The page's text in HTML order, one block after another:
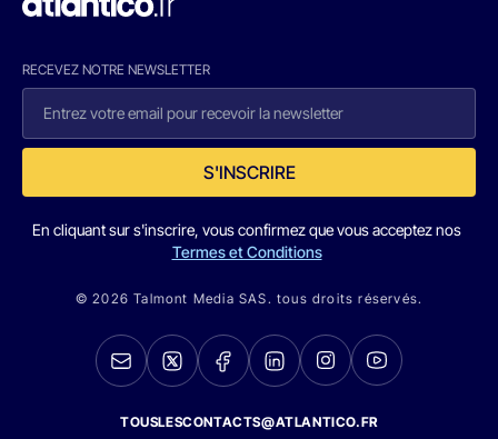
RECEVEZ NOTRE NEWSLETTER
S'INSCRIRE
En cliquant sur s'inscrire, vous confirmez que vous acceptez nos
Termes et Conditions
© 2026 Talmont Media SAS. tous droits réservés.
TOUSLESCONTACTS@ATLANTICO.FR